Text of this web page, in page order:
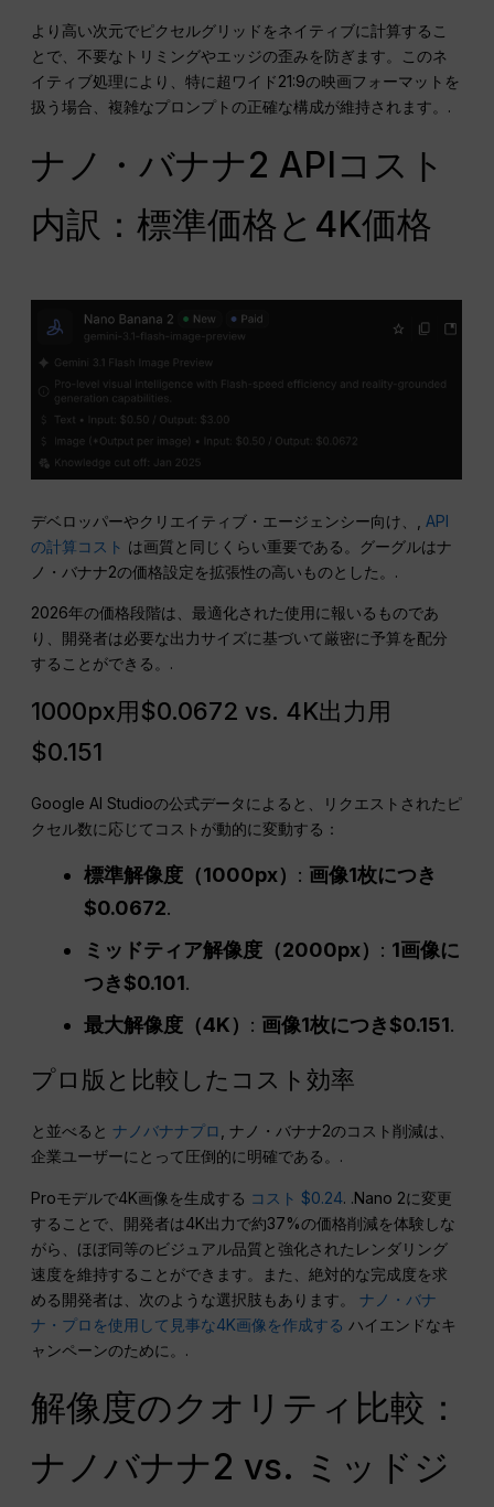
より高い次元でピクセルグリッドをネイティブに計算するこ
とで、不要なトリミングやエッジの歪みを防ぎます。このネ
イティブ処理により、特に超ワイド21:9の映画フォーマットを
扱う場合、複雑なプロンプトの正確な構成が維持されます。.
ナノ・バナナ2 APIコスト
内訳：標準価格と4K価格
デベロッパーやクリエイティブ・エージェンシー向け、,API
の計算コスト は画質と同じくらい重要である。グーグルはナ
ノ・バナナ2の価格設定を拡張性の高いものとした。.
2026年の価格段階は、最適化された使用に報いるものであ
り、開発者は必要な出力サイズに基づいて厳密に予算を配分
することができる。.
1000px用$0.0672 vs. 4K出力用
$0.151
Google AI Studioの公式データによると、リクエストされたピ
クセル数に応じてコストが動的に変動する：
標準解像度（1000px） : 画像1枚につき
$0.0672.
ミッドティア解像度（2000px） : 1画像に
つき$0.101.
最大解像度（4K） : 画像1枚につき$0.151.
プロ版と比較したコスト効率
と並べるとナノバナナプロ , ナノ・バナナ2のコスト削減は、
企業ユーザーにとって圧倒的に明確である。.
Proモデルで4K画像を生成する コスト $0.24. .Nano 2に変更
することで、開発者は4K出力で約37%の価格削減を体験しな
がら、ほぼ同等のビジュアル品質と強化されたレンダリング
速度を維持することができます。また、絶対的な完成度を求
める開発者は、次のような選択肢もあります。ナノ・バナ
ナ・プロを使用して見事な4K画像を作成する ハイエンドなキ
ャンペーンのために。.
解像度のクオリティ比較：
ナノバナナ2 vs. ミッドジ